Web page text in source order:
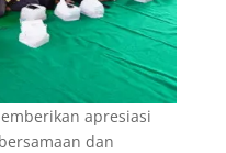
apresiasi
dan